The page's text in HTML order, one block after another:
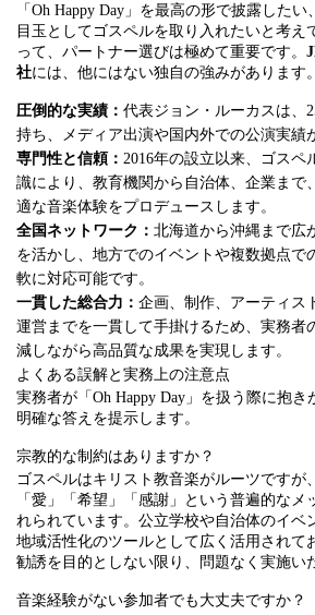
「Oh Happy Day」を最高の形で披露した
目玉としてゴスペルを取り入れたいと考え
って、パートナー選びは極めて重要です。
社には、他にはない独自の強みがあります。
圧倒的な実績： 代表ジョン・ルーカスは、
持ち、メディア出演や国内外での公演実績
専門性と信頼： 2016年の設立以来、ゴスペ
識により、教育機関から自治体、企業まで
適な音楽体験をプロデュースします。
全国ネットワーク： 北海道から沖縄まで広
を活かし、地方でのイベントや複数拠点で
軟に対応可能です。
一貫した総合力： 企画、制作、アーティス
運営までを一貫して手掛けるため、実務者
減しながら高品質な成果を実現します。
よくある誤解と実務上の注意点
実務者が「Oh Happy Day」を扱う際に抱き
明確な答えを提示します。
宗教的な制約はありますか？
ゴスペルはキリスト教音楽がルーツですが
「愛」「希望」「感謝」という普遍的なメ
れられています。公立学校や自治体のイベ
地域活性化のツールとして広く活用されて
勧誘を目的としない限り、問題なく実施い
音楽経験がない参加者でも大丈夫ですか？